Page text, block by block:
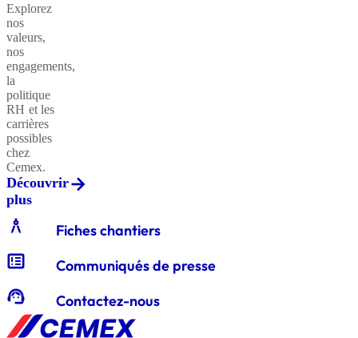
Explorez
nos
valeurs,
nos
engagements,
la
politique
RH et les
carrières
possibles
chez
Cemex.
Découvrir
plus
architecture Fiches chantiers
breaking_news Communiqués de presse
support_agent Contactez-nous